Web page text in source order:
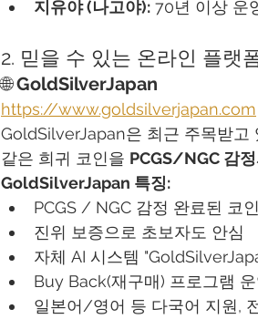
지유야 (나고야): 70년 이상 운
2. 믿을 수 있는 온라인 플랫
🌐 GoldSilverJapan
https://www.goldsilverjapan.com
GoldSilverJapan은 최근 주목받고
같은 희귀 코인을 PCGS/NGC 감
GoldSilverJapan 특징:
PCGS / NGC 감정 완료된 코
진위 보증으로 초보자도 안심
자체 AI 시스템
Buy Back(재구매) 프로그램 운
일본어/영어 등 다국어 지원,